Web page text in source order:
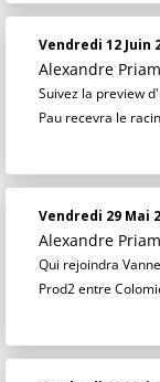
Vendredi 12 Juin
Alexandre Priam
Suivez la preview
Pau recevra le
Vendredi 29 Mai
Alexandre Priam
Qui rejoindra
Prod2 entre